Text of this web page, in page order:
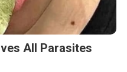
All Parasites